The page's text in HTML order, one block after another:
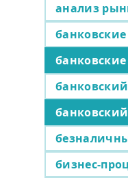
анализ
банковские
бизнес-